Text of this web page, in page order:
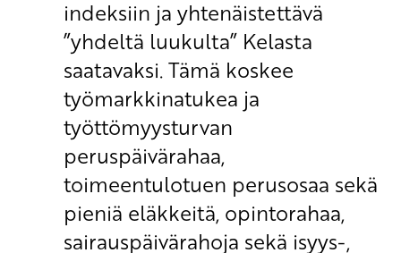
indeksiin ja yhtenäistettävä
”yhdeltä luukulta” Kelasta
saatavaksi. Tämä koskee
työmarkkinatukea ja
työttömyysturvan
peruspäivärahaa,
toimeentulotuen perusosaa sekä
pieniä eläkkeitä, opintorahaa,
sairauspäivärahoja sekä isyys-,